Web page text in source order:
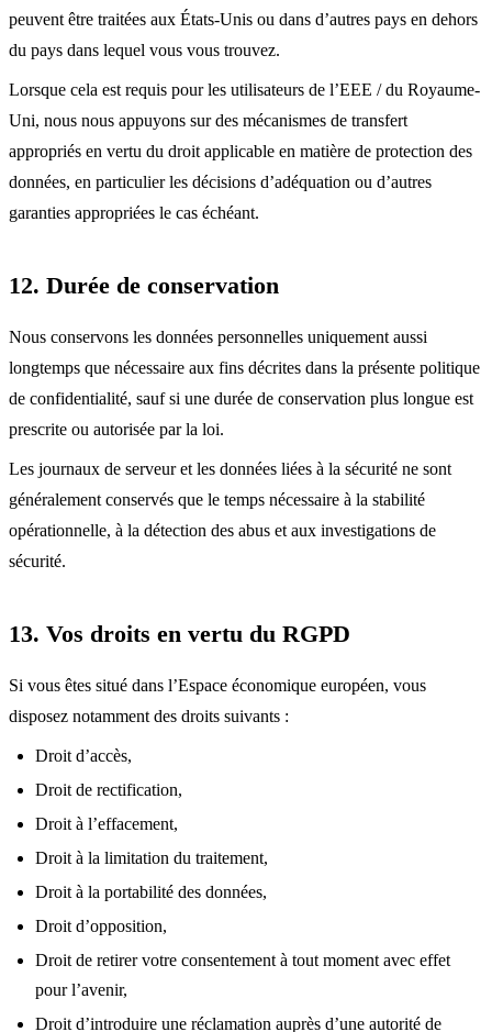
peuvent être traitées aux États-Unis ou dans d’autres pays en dehors
du pays dans lequel vous vous trouvez.
Lorsque cela est requis pour les utilisateurs de l’EEE / du Royaume-
Uni, nous nous appuyons sur des mécanismes de transfert
appropriés en vertu du droit applicable en matière de protection des
données, en particulier les décisions d’adéquation ou d’autres
garanties appropriées le cas échéant.
12. Durée de conservation
Nous conservons les données personnelles uniquement aussi
longtemps que nécessaire aux fins décrites dans la présente politique
de confidentialité, sauf si une durée de conservation plus longue est
prescrite ou autorisée par la loi.
Les journaux de serveur et les données liées à la sécurité ne sont
généralement conservés que le temps nécessaire à la stabilité
opérationnelle, à la détection des abus et aux investigations de
sécurité.
13. Vos droits en vertu du RGPD
Si vous êtes situé dans l’Espace économique européen, vous
disposez notamment des droits suivants :
Droit d’accès,
Droit de rectification,
Droit à l’effacement,
Droit à la limitation du traitement,
Droit à la portabilité des données,
Droit d’opposition,
Droit de retirer votre consentement à tout moment avec effet
pour l’avenir,
Droit d’introduire une réclamation auprès d’une autorité de